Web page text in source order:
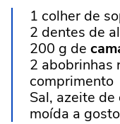
1 colher de
2 dentes de
200 g de
2 abobrinhas
comprimento
Sal, azeite
moída a gosto